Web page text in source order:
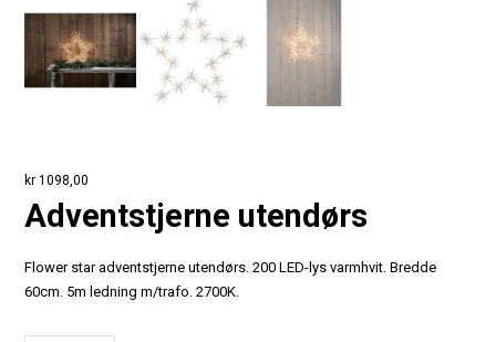
kr 1098,00
Adventstjerne utendørs
Flower star adventstjerne utendørs. 200 LED-lys varmhvit. Bredde
60cm. 5m ledning m/trafo. 2700K.